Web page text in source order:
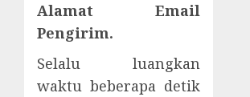
Alamat Email
Pengirim.
Selalu luangkan
waktu beberapa detik